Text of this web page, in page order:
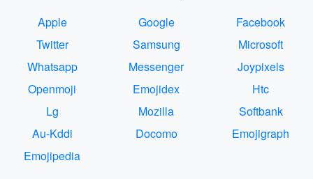
Apple Google
Facebook
Twitter
Samsung
Microsoft
Whatsapp
Messenger
Joypixels
Openmoji
Emojidex
Htc
Lg
Mozilla
Softbank
Au-Kddi
Docomo
Emojigraph
Emojipedia